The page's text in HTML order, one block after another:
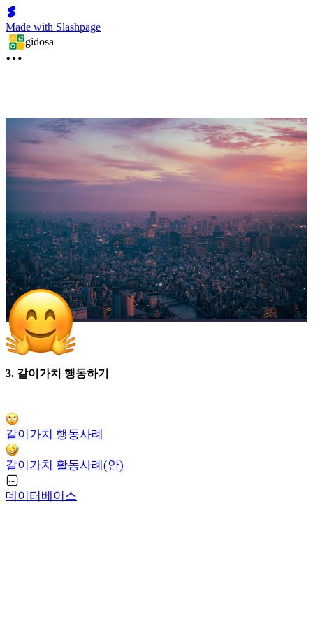
Made with Slashpage
gidosa
3. 같이가치 행동하기
같이가치 행동사례
같이가치 활동사례(안)
데이터베이스